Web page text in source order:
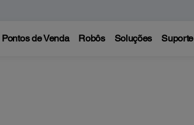
Pontos de Venda Robôs Soluções Suporte